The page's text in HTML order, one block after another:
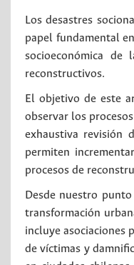
Los desastres
papel fundamental
socioeconómica de
reconstructivos.
El objetivo de este
observar los
exhaustiva revisión
permiten
procesos de
Desde nuestro
transformación
incluye asociaciones
de víctimas y